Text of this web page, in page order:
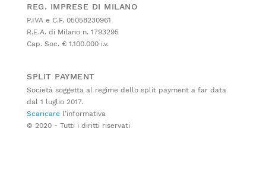
REG. IMPRESE DI MILANO
P.IVA e C.F. 05058230961
R.E.A. di Milano n. 1793295
Cap. Soc. € 1.100.000 i.v.
SPLIT PAYMENT
Società soggetta al regime dello split payment a far data
dal 1 luglio 2017.
Scaricare l’informativa
© 2020 - Tutti i diritti riservati